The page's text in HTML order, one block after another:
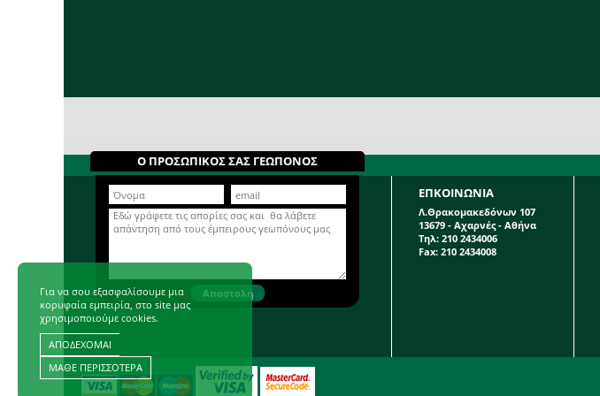
Ο ΠΡΟΣΩΠΙΚΟΣ ΣΑΣ ΓΕΩΠΟΝΟΣ
ΕΠΚΟΙΝΩΝΙΑ
Λ.Θρακομακεδόνων 107
13679 - Αχαρνές - Αθήνα
Τηλ: 210 2434006
Fax: 210 2434008
Για να σου εξασφαλίσουμε μια
κορυφαία εμπειρία, στο site μας
χρησιμοποιούμε cookies.
ΑΠΟΔΕΧΟΜΑΙ
ΜΑΘΕ ΠΕΡΙΣΣΟΤΕΡΑ